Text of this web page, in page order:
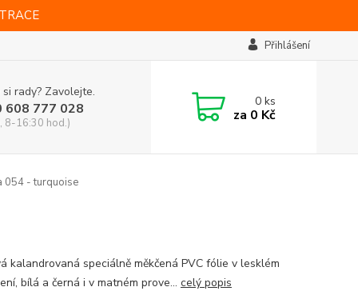
Přihlášení
rady? Zavolejte.
608 777 028
8-16:30 hod.)
0ks
za 0 Kč
054 - turquoise
kalandrovaná speciálně měkčená PVC fólie v lesklém
bílá a černá i v matném prove... celý popis